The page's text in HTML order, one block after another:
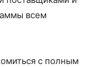
всем
с полным